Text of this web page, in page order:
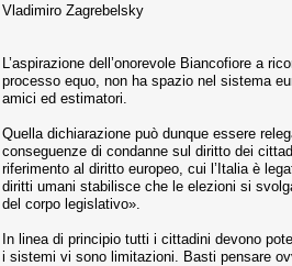
Vladimiro Zagrebelsky
L’aspirazione dell’onorevole Biancofiore a
processo equo, non ha spazio nel sistema
amici ed estimatori.
Quella dichiarazione può dunque essere
conseguenze di condanne sul diritto dei
riferimento al diritto europeo, cui l’Italia è
diritti umani stabilisce che le elezioni si
del corpo legislativo».
In linea di principio tutti i cittadini devono
i sistemi vi sono limitazioni. Basti pensare